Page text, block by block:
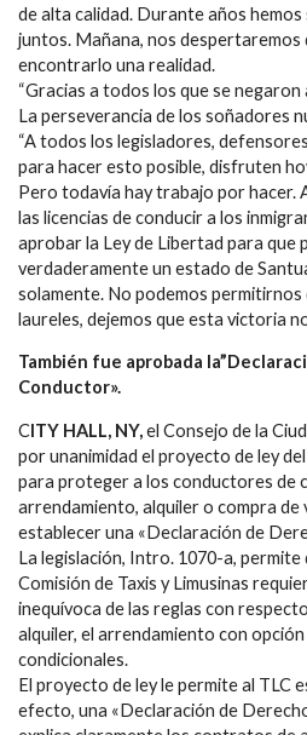
de alta calidad. Durante años
juntos. Mañana, nos despertaremos
encontrarlo una realidad.
“Gracias a todos los que se
La perseverancia de los soñadores
“A todos los legisladores,
para hacer esto posible, disfruten
Pero todavía hay trabajo por hacer.
las licencias de conducir a los
aprobar la Ley de Libertad para que
verdaderamente un estado de
solamente. No podemos
laureles, dejemos que esta victoria
También fue aprobada
Conductor».
CITY HALL, NY,el Consejo de la
por unanimidad el proyecto de ley
para proteger a los conductores de
arrendamiento, alquiler o compra de
establecer una «Declaración de
La legislación, Intro. 1070-a, permite
Comisión de Taxis y Limusinas
inequívoca de las reglas con
alquiler, el arrendamiento con
condicionales.
El proyecto de ley le permite al TLC
efecto, una «Declaración de